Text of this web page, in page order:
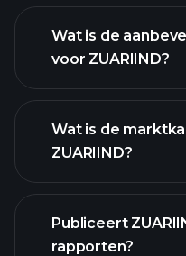
ZUARIIND
Wat is de
voor ZUARIIND?
Wat is de
ZUARIIND?
onze lijst
Publiceert
rapporten?